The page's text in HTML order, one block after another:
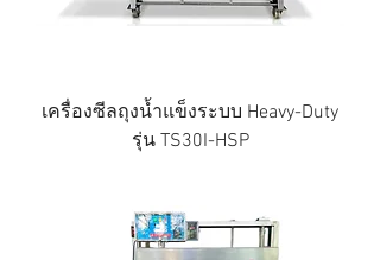
เครื่องซีลถุงน้ำแข็งระบบ Heavy-Duty
รุ่น TS30I-HSP